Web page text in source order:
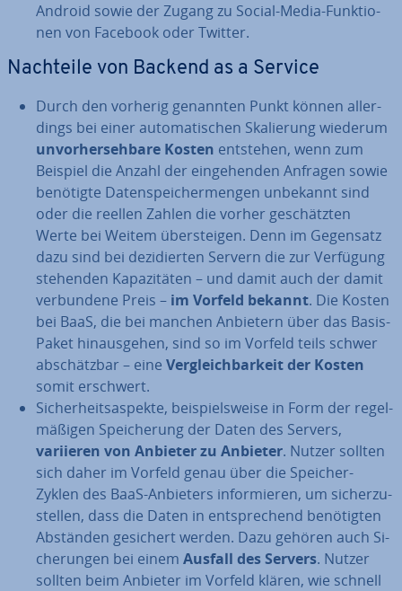
Android sowie der Zugang zu Social-Media-Funk­tio­
nen von Facebook oder Twitter.
Nachteile von Backend as a Service
Durch den vorherig genannten Punkt können al­ler­
dings bei einer au­to­ma­ti­schen Ska­lie­rung wiederum
un­vor­her­seh­ba­re Kosten entstehen, wenn zum
Beispiel die Anzahl der ein­ge­hen­den Anfragen sowie
benötigte Da­ten­spei­cher­men­gen unbekannt sind
oder die reellen Zahlen die vorher ge­schätz­ten
Werte bei Weitem über­stei­gen. Denn im Gegensatz
dazu sind bei de­zi­dier­ten Servern die zur Verfügung
stehenden Ka­pa­zi­tä­ten – und damit auch der damit
ver­bun­de­ne Preis – im Vorfeld bekannt. Die Kosten
bei BaaS, die bei manchen Anbietern über das Basis-
Paket hin­aus­ge­hen, sind so im Vorfeld teils schwer
ab­schätz­bar – eine Ver­gleich­bar­keit der Kosten
somit erschwert.
Si­cher­heits­aspek­te, bei­spiels­wei­se in Form der re­gel­
mä­ßi­gen Spei­che­rung der Daten des Servers,
variieren von Anbieter zu Anbieter. Nutzer sollten
sich daher im Vorfeld genau über die Speicher-
Zyklen des BaaS-Anbieters in­for­mie­ren, um si­cher­zu­
stel­len, dass die Daten in ent­spre­chend be­nö­tig­ten
Abständen gesichert werden. Dazu gehören auch Si­
che­run­gen bei einem Ausfall des Servers. Nutzer
sollten beim Anbieter im Vorfeld klären, wie schnell